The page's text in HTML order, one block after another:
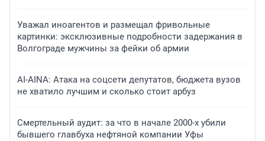
Уважал иноагентов и размещал фривольные
картинки: эксклюзивные подробности задержания в
Волгограде мужчины за фейки об армии
AI-AINA: Атака на соцсети депутатов, бюджета вузов
не хватило лучшим и сколько стоит арбуз
Смертельный аудит: за что в начале 2000-х убили
бывшего главбуха нефтяной компании Уфы